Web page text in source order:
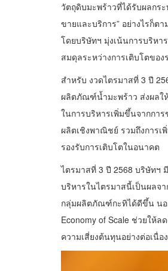
วัตถุดิบมะพร้าวที่ได้รับผลกร
ขายและบริการ” อย่างไรก็ต
โดยบริษัทฯ มุ่งเน้นการบริห
สมดุลระหว่างการเติบโตขอ
สำหรับ งวดไตรมาสที่ 3 ปี
ผลิตภัณฑ์น้ำมะพร้าว ส่งผลใ
ในการบริหารเพิ่มขึ้นจากกา
ผลิตเชิงพาณิชย์ รวมถึงการเ
รองรับการเติบโตในอนาคต
ไตรมาสที่ 3 ปี 2568 บริษัทฯ
บริหารในไตรมาสนี้เป็นผลจ
กลุ่มผลิตภัณฑ์กะทิได้ดีขึ้น นอ
Economy of Scale ช่วยให้
ความเสี่ยงต้นทุนอย่างต่อเนื่